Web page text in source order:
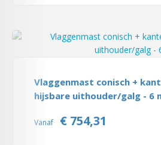
Vlaggenmast conisch +
hijsbare uithouder/galg - 6
Vanaf € 754,31